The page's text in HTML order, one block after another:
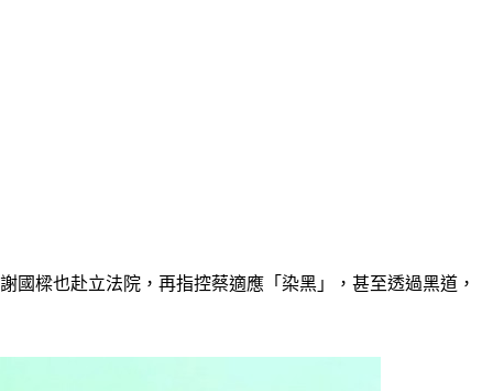
樑也赴立法院，再指控蔡適應「染黑」，甚至透過黑道，